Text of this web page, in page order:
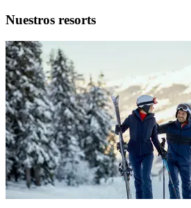
Nuestros resorts